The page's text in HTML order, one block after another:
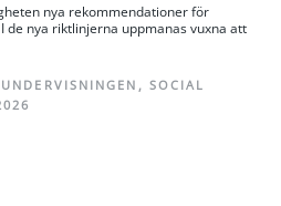
nya rekommendationer för
nya riktlinjerna uppmanas vuxna att
, SOCIAL